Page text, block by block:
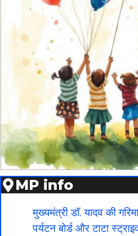
MP info
मुख्यमंत्री डॉ. यादव की
पर्यटन बोर्ड और टाटा